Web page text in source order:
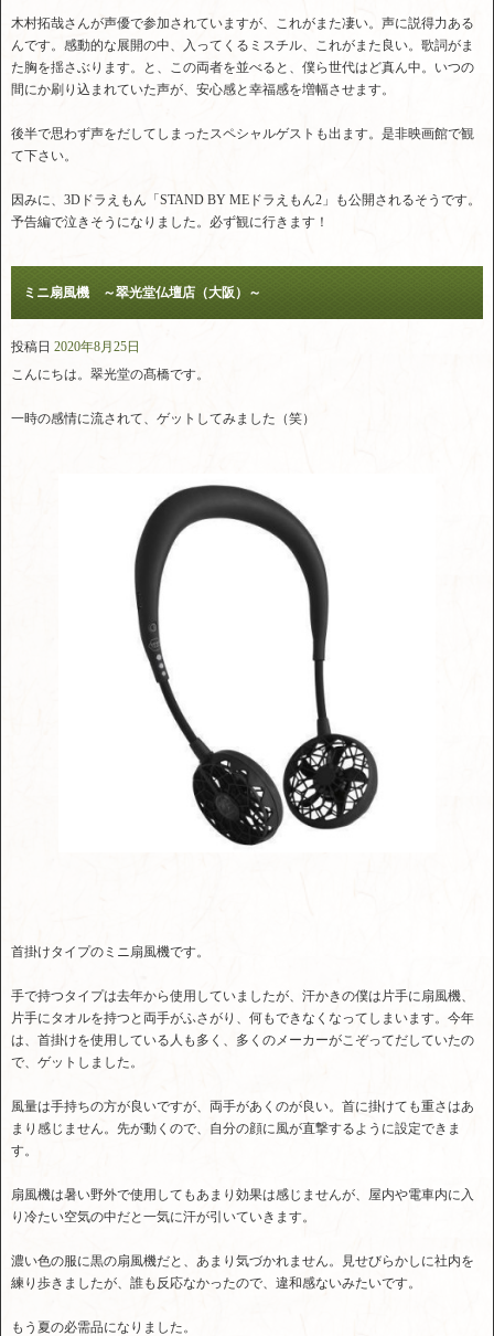
木村拓哉さんが声優で参加されていますが、これがまた凄い。声に説得力ある
んです。感動的な展開の中、入ってくるミスチル、これがまた良い。歌詞がま
た胸を揺さぶります。と、この両者を並べると、僕ら世代はど真ん中。いつの
間にか刷り込まれていた声が、安心感と幸福感を増幅させます。
後半で思わず声をだしてしまったスペシャルゲストも出ます。是非映画館で観
て下さい。
因みに、3Dドラえもん「STAND BY MEドラえもん2」も公開されるそうです。
予告編で泣きそうになりました。必ず観に行きます！
ミニ扇風機 ～翠光堂仏壇店（大阪）～
投稿日 2020年8月25日
こんにちは。翠光堂の髙橋です。
一時の感情に流されて、ゲットしてみました（笑）
首掛けタイプのミニ扇風機です。
手で持つタイプは去年から使用していましたが、汗かきの僕は片手に扇風機、
片手にタオルを持つと両手がふさがり、何もできなくなってしまいます。今年
は、首掛けを使用している人も多く、多くのメーカーがこぞってだしていたの
で、ゲットしました。
風量は手持ちの方が良いですが、両手があくのが良い。首に掛けても重さはあ
まり感じません。先が動くので、自分の顔に風が直撃するように設定できま
す。
扇風機は暑い野外で使用してもあまり効果は感じませんが、屋内や電車内に入
り冷たい空気の中だと一気に汗が引いていきます。
濃い色の服に黒の扇風機だと、あまり気づかれません。見せびらかしに社内を
練り歩きましたが、誰も反応なかったので、違和感ないみたいです。
もう夏の必需品になりました。